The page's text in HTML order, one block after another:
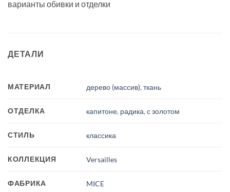
варианты обивки и отделки
ДЕТАЛИ
МАТЕРИАЛ дерево (массив),ткань
ОТДЕЛКА капитоне, радика,с золотом
СТИЛЬ классика
КОЛЛЕКЦИЯ Versailles
ФАБРИКА MICE